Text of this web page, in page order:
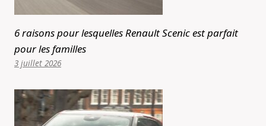
6 raisons pour lesquelles Renault Scenic est parfait
pour les familles
3 juillet 2026